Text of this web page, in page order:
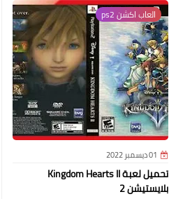
العاب اكشن ps2
01 ديسمبر 2022
تحميل لعبة Kingdom Hearts II
بلايستيشن 2